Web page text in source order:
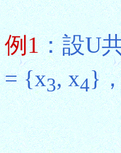
例1：設U
= {x3, x4}